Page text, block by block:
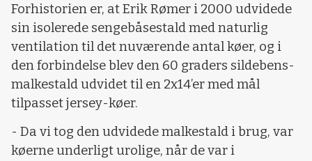
Forhistorien er, at Erik Rømer i 2000 udvidede
sin isolerede sengebåsestald med naturlig
ventilation til det nuværende antal køer, og i
den forbindelse blev den 60 graders sildebens-
malkestald udvidet til en 2x14’er med mål
tilpasset jersey-køer.
- Da vi tog den udvidede malkestald i brug, var
køerne underligt urolige, når de var i